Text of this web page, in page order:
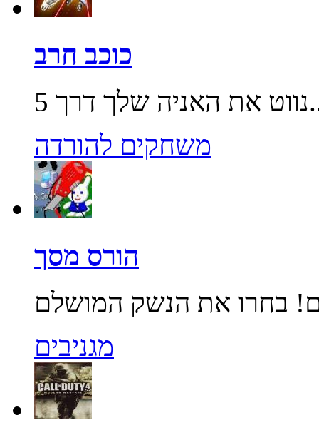
כוכב חרב
5...
משחקים להורדה
הורס מסך
מגניבים